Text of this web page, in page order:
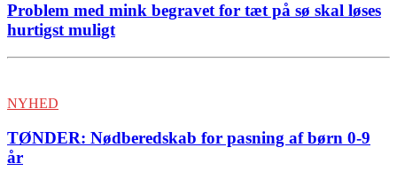
Problem med mink begravet for tæt på sø skal løses
hurtigst muligt
NYHED
TØNDER: Nødberedskab for pasning af børn 0-9
år